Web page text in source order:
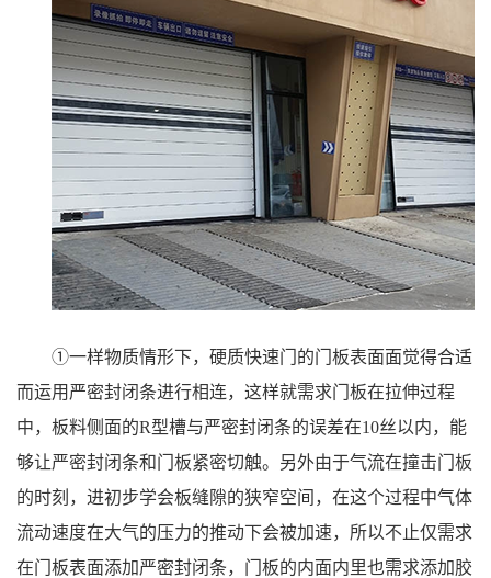
①一样物质情形下，硬质快速门的门板表面面觉得合适
而运用严密封闭条进行相连，这样就需求门板在拉伸过程
中，板料侧面的R型槽与严密封闭条的误差在10丝以内，能
够让严密封闭条和门板紧密切触。另外由于气流在撞击门板
的时刻，进初步学会板缝隙的狭窄空间，在这个过程中气体
流动速度在大气的压力的推动下会被加速，所以不止仅需求
在门板表面添加严密封闭条，门板的内面内里也需求添加胶